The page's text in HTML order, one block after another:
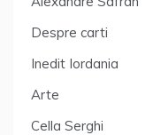
Despre carti
Inedit Iordania
Arte
Cella Serghi